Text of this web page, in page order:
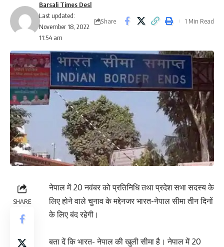
Last updated:
November 18, 2022
11:54 am
Barsali Times Desl
Share 1 Min Read
SHARE
नेपाल में 20 नवंबर को प्रतिनिधि तथा प्रदेश सभा सदस्य के
लिए होने वाले चुनाव के मद्देनजर भारत-नेपाल सीमा तीन दिनों
के लिए बंद रहेगी।
बता दें कि भारत- नेपाल की खुली सीमा है। नेपाल में 20